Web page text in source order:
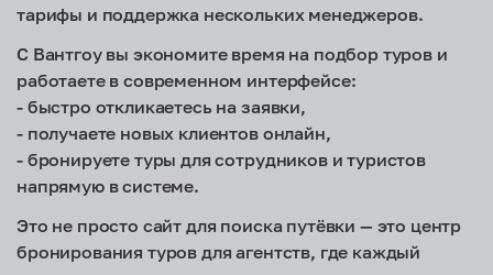
тарифы и поддержка нескольких менеджеров.
С Вантгоу вы экономите время на подбор туров и
работаете в современном интерфейсе:
- быстро откликаетесь на заявки,
- получаете новых клиентов онлайн,
- бронируете туры для сотрудников и туристов
напрямую в системе.
Это не просто сайт для поиска путёвки — это центр
бронирования туров для агентств, где каждый